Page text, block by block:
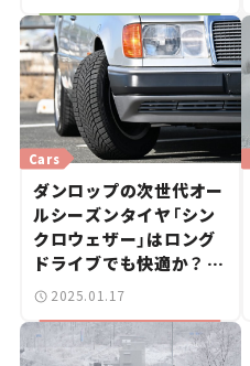
Cars
ダンロップの次世代オー
ルシーズンタイヤ「シン
クロウェザー」はロング
ドライブでも快適か？ 愛
車メルセデスW124で実
ュー】
2025.01.17